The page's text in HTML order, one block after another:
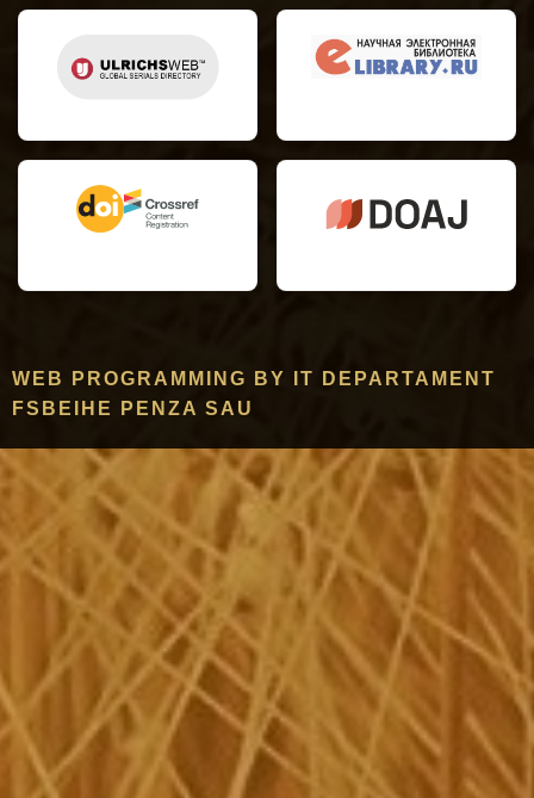
WEB PROGRAMMING BY IT DEPARTAMENT
FSBEIHE PENZA SAU